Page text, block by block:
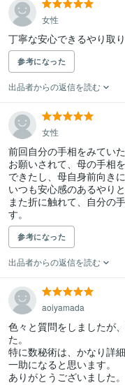
女性
丁寧な安心できるやり取
参考になった
出品者からの返信を読む
女性
前回自分の手相をみてい
お願いされて、母の手相
できたし、母自身前向き
いつも安心感のあるやり
また折に触れて、自分の
す。
参考になった
出品者からの返信を読む
aoiyamada
色々と質問をしましたが
た。
特に数秘術は、かなり詳
一助になると思います。
ありがとうございました。